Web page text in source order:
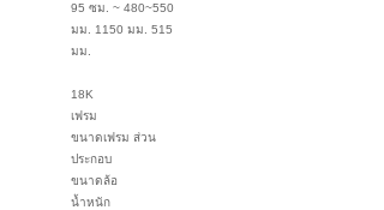
95 ซม. ~ 480~550
มม. 1150 มม. 515
มม.
18K
เฟรม
ขนาดเฟรม ส่วน
ประกอบ
ขนาดล้อ
น้ำหนัก